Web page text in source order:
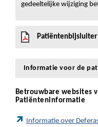
gedeeltelijke wijziging
Patiëntenbijsluiter
Informatie voor de
Betrouwbare websites
Patiënteninformatie
Informatie over